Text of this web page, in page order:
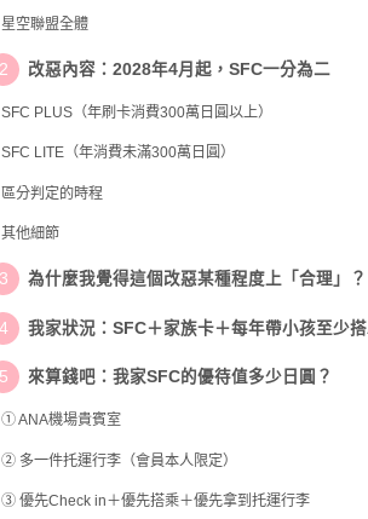
星空聯盟全體
改惡內容：2028年4月起，SFC一分為二
SFC PLUS（年刷卡消費300萬日圓以上）
SFC LITE（年消費未滿300萬日圓）
區分判定的時程
其他細節
為什麼我覺得這個改惡某種程度上「合理」？
我家狀況：SFC＋家族卡＋每年帶小孩至少
來算錢吧：我家SFC的優待值多少日圓？
① ANA機場貴賓室
② 多一件托運行李（會員本人限定）
③ 優先Check in＋優先搭乘＋優先拿到托運行李